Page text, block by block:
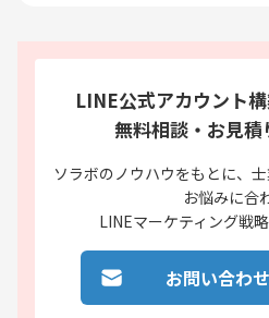
LINE公式アカウント
無料相談・お見
ソラボのノウハウをもとに、
お悩みに合
LINEマーケティング戦
お問い合わ